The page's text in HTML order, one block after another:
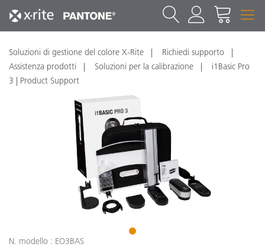
Soluzioni di gestione del colore X-Rite
Richiedi supporto
Assistenza prodotti
Soluzioni per la calibrazione
i1Basic Pro
3 | Product Support
1
N. modello : EO3BAS